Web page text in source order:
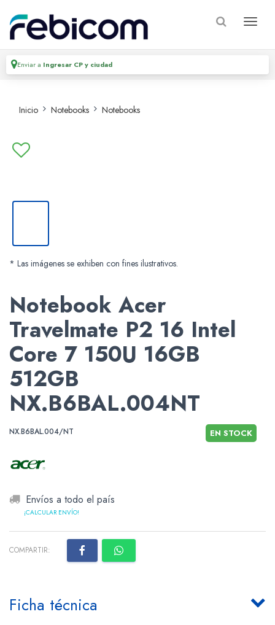
Enviar a Ingresar CP y ciudad
Inicio Notebooks Notebooks
* Las imágenes se exhiben con fines ilustrativos.
Notebook Acer
Travelmate P2 16 Intel
Core 7 150U 16GB
512GB
NX.B6BAL.004NT
NX.B6BAL.004/NT EN STOCK
Envíos a todo el país
¡CALCULAR ENVÍO!
COMPARTIR:
Ficha técnica